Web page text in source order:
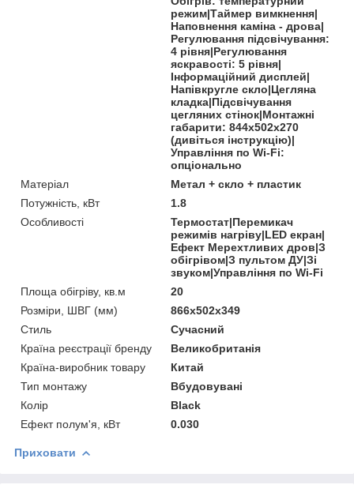
режим|Таймер вимкнення|
Наповнення каміна - дрова|
Регулювання підсвічування:
4 рівня|Регулювання
яскравості: 5 рівня|
Інформаційний дисплей|
Напівкругле скло|Цегляна
кладка|Підсвічування
цегляних стінок|Монтажні
габарити: 844x502x270
(дивіться інструкцію)|
Управління по Wi-Fi:
опціонально
Матеріал
Метал + скло + пластик
Потужність, кВт
1.8
Особливості
Термостат|Перемикач
режимів нагріву|LED екран|
Ефект Мерехтливих дров|З
обігрівом|З пультом ДУ|Зі
звуком|Управління по Wi-Fi
Площа обігріву, кв.м
20
Розміри, ШВГ (мм)
866x502x349
Стиль
Сучасний
Країна реєстрації бренду
Великобританія
Країна-виробник товару
Китай
Тип монтажу
Вбудовувані
Колір
Black
Ефект полум'я, кВт
0.030
Приховати